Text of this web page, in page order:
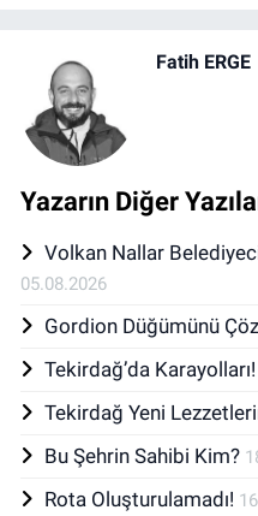
Fatih ERGE
Yazarın Diğer
Volkan Nallar
05.08.2026
Gordion Düğümünü
Tekirdağ’da Karayolları!
Tekirdağ Yeni
Bu Şehrin Sahibi Kim?
Rota Oluşturulamadı!